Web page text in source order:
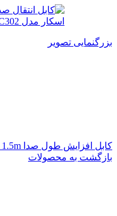
بزرگنمایی تصویر
کابل افزایش طول صدا K-net 1.5m
بازگشت به محصولات